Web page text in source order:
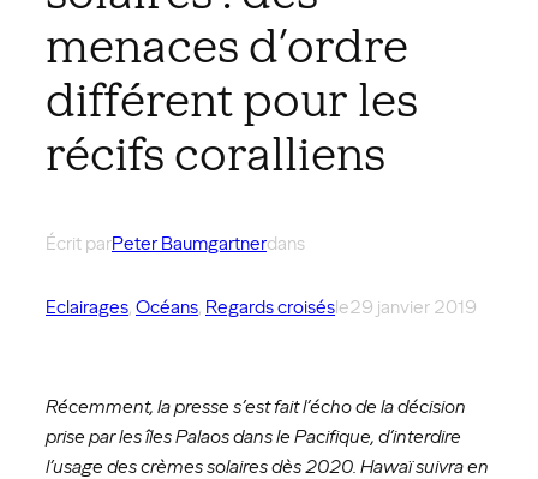
menaces d’ordre
différent pour les
récifs coralliens
Écrit parPeter Baumgartnerdans
Eclairages Océans Regards croisésle29 janvier 2019
Récemment, la presse s’est fait l’écho de la décision
prise par les îles Palaos dans le Pacifique, d’interdire
l’usage des crèmes solaires dès 2020. Hawaï suivra en